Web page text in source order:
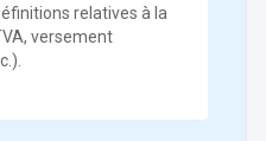
relatives à la
versement